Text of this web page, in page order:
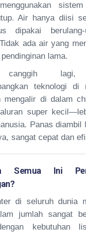
sistem
Air hanya diisi
dipakai berulang-
ada air yang
lama.
canggih lagi,
teknologi di
mengalir di dalam
super
Panas diambil
sangat cepat dan
Semua Ini
di seluruh dunia
jumlah sangat
kebutuhan